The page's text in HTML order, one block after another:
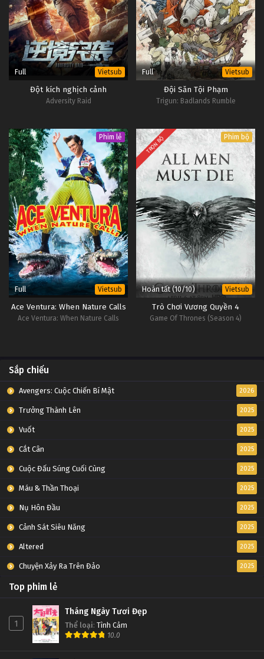
Full Vietsub
Đột kích nghịch cảnh
Adversity Raid
Full Vietsub
Đội Săn Tội Phạm
Trigun: Badlands Rumble
Phim lẻ
Full Vietsub
Ace Ventura: When Nature Calls
Ace Ventura: When Nature Calls
TRỌN BỘ Phim bộ
Hoàn tất (10/10) Vietsub
Trò Chơi Vương Quyền 4
Game Of Thrones (Season 4)
Sắp chiếu
Avengers: Cuộc Chiến Bí Mật 2026
Trưởng Thành Lên 2025
Vuốt 2025
Cắt Cân 2025
Cuộc Đấu Súng Cuối Cùng 2025
Máu & Thần Thoại 2025
Nụ Hôn Đầu 2025
Cảnh Sát Siêu Năng 2025
Altered 2025
Chuyện Xảy Ra Trên Đảo 2025
Top phim lẻ
1
Tháng Ngày Tươi Đẹp
Thể loại: Tình Cảm
10.0